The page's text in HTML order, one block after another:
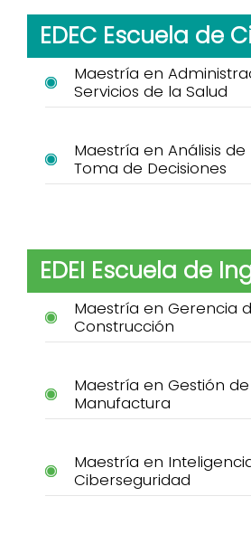
EDEC Escuela de
Maestría en
Servicios de la Salud
Maestría en Análisis
Toma de Decisiones
EDEI Escuela de
Maestría en Gerencia
Construcción
Maestría en Gestión
Manufactura
Maestría en
Ciberseguridad